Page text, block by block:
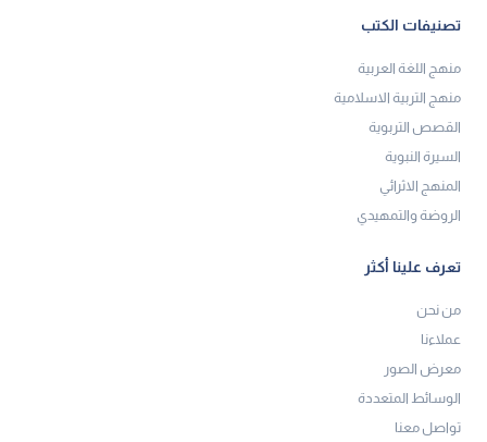
تصنيفات الكتب
منهج اللغة العربية
منهج التربية الاسلامية
القصص التربوية
السيرة النبوية
المنهج الاثرائي
الروضة والتمهيدي
تعرف علينا أكثر
من نحن
عملاءنا
معرض الصور
الوسائط المتعددة
تواصل معنا